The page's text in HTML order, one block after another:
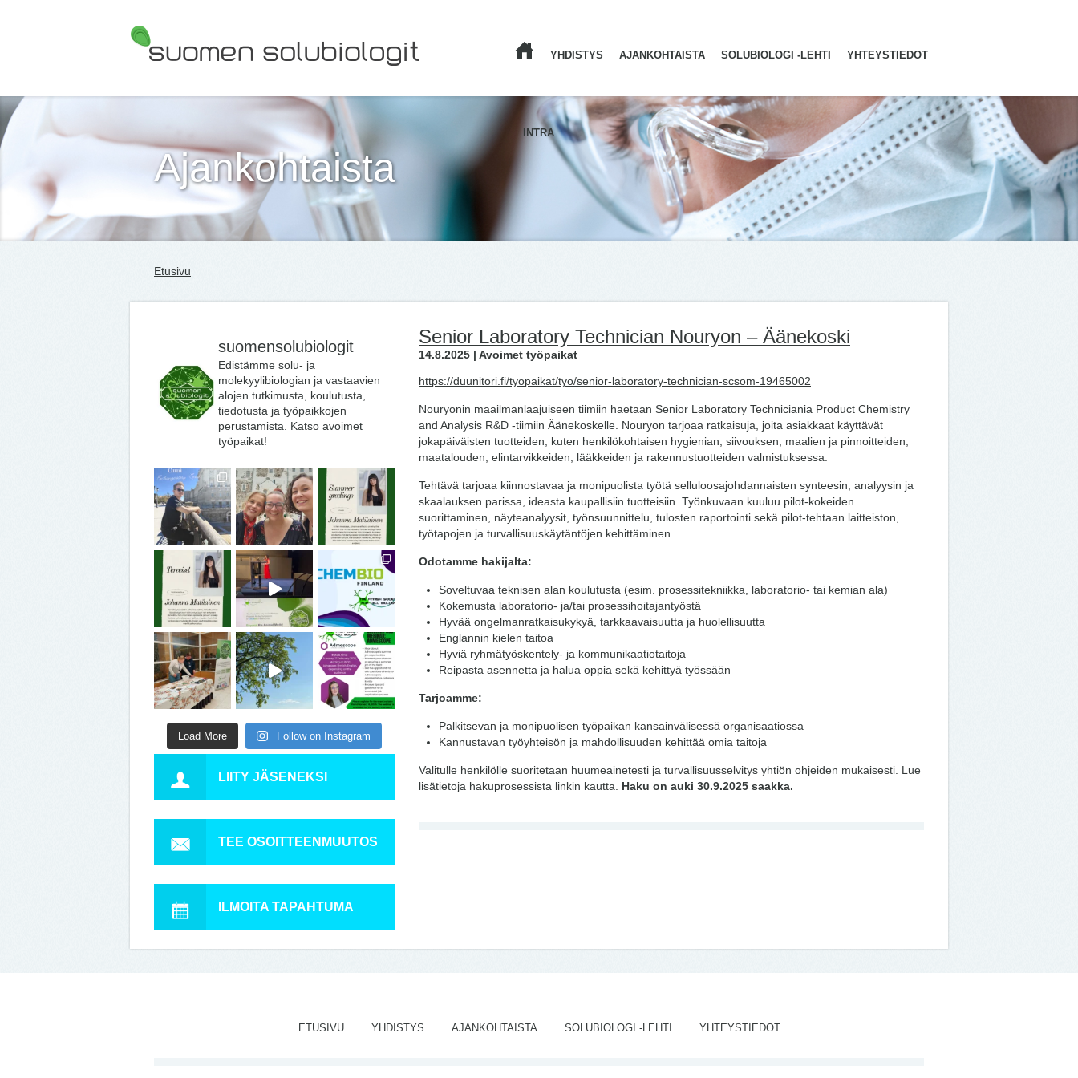
YHDISTYS AJANKOHTAISTA SOLUBIOLOGI -LEHTI YHTEYSTIEDOT
INTRA
Ajankohtaista
Etusivu
suomensolubiologit
Edistämme solu- ja
molekyylibiologian ja vastaavien
alojen tutkimusta, koulutusta,
tiedotusta ja työpaikkojen
perustamista. Katso avoimet
työpaikat!
Load More Follow on Instagram
LIITY JÄSENEKSI
TEE OSOITTEENMUUTOS
ILMOITA TAPAHTUMA
Senior Laboratory Technician Nouryon – Äänekoski
14.8.2025 | Avoimet työpaikat
https://duunitori.fi/tyopaikat/tyo/senior-laboratory-technician-scsom-19465002
Nouryonin maailmanlaajuiseen tiimiin haetaan Senior Laboratory Techniciania Product Chemistry
and Analysis R&D -tiimiin Äänekoskelle. Nouryon tarjoaa ratkaisuja, joita asiakkaat käyttävät
jokapäiväisten tuotteiden, kuten henkilökohtaisen hygienian, siivouksen, maalien ja pinnoitteiden,
maatalouden, elintarvikkeiden, lääkkeiden ja rakennustuotteiden valmistuksessa.
Tehtävä tarjoaa kiinnostavaa ja monipuolista työtä selluloosajohdannaisten synteesin, analyysin ja
skaalauksen parissa, ideasta kaupallisiin tuotteisiin. Työnkuvaan kuuluu pilot-kokeiden
suorittaminen, näyteanalyysit, työnsuunnittelu, tulosten raportointi sekä pilot-tehtaan laitteiston,
työtapojen ja turvallisuuskäytäntöjen kehittäminen.
Odotamme hakijalta:
Soveltuvaa teknisen alan koulutusta (esim. prosessitekniikka, laboratorio- tai kemian ala)
Kokemusta laboratorio- ja/tai prosessihoitajantyöstä
Hyvää ongelmanratkaisukykyä, tarkkaavaisuutta ja huolellisuutta
Englannin kielen taitoa
Hyviä ryhmätyöskentely- ja kommunikaatiotaitoja
Reipasta asennetta ja halua oppia sekä kehittyä työssään
Tarjoamme:
Palkitsevan ja monipuolisen työpaikan kansainvälisessä organisaatiossa
Kannustavan työyhteisön ja mahdollisuuden kehittää omia taitoja
Valitulle henkilölle suoritetaan huumeainetesti ja turvallisuusselvitys yhtiön ohjeiden mukaisesti. Lue
lisätietoja hakuprosessista linkin kautta.
Haku on auki 30.9.2025 saakka.
ETUSIVU YHDISTYS AJANKOHTAISTA SOLUBIOLOGI -LEHTI YHTEYSTIEDOT